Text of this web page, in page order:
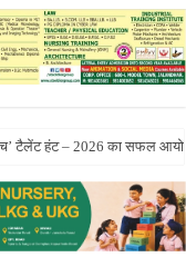
समापन किया